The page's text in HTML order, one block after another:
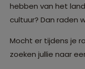
hebben van het
cultuur? Dan raden
Mocht er tijdens je
zoeken jullie naar